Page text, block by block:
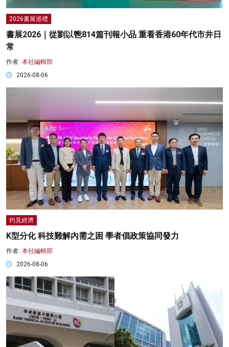
2026書展巡禮
書展2026｜從劉以鬯814篇刊報小品 重看香港60年代市井日
常
作者: 本社編輯部
2026-08-06
灼見經濟
K型分化 科技難解內需之困 學者倡政策協同發力
作者: 本社編輯部
2026-08-06